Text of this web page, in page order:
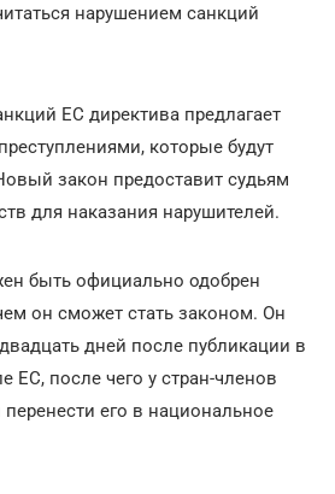
нарушением санкций
ЕС директива предлагает
которые будут
закон предоставит судьям
для наказания нарушителей.
быть официально одобрен
он сможет стать законом. Он
дней после публикации в
ЕС, после чего у стран-членов
перенести его в национальное